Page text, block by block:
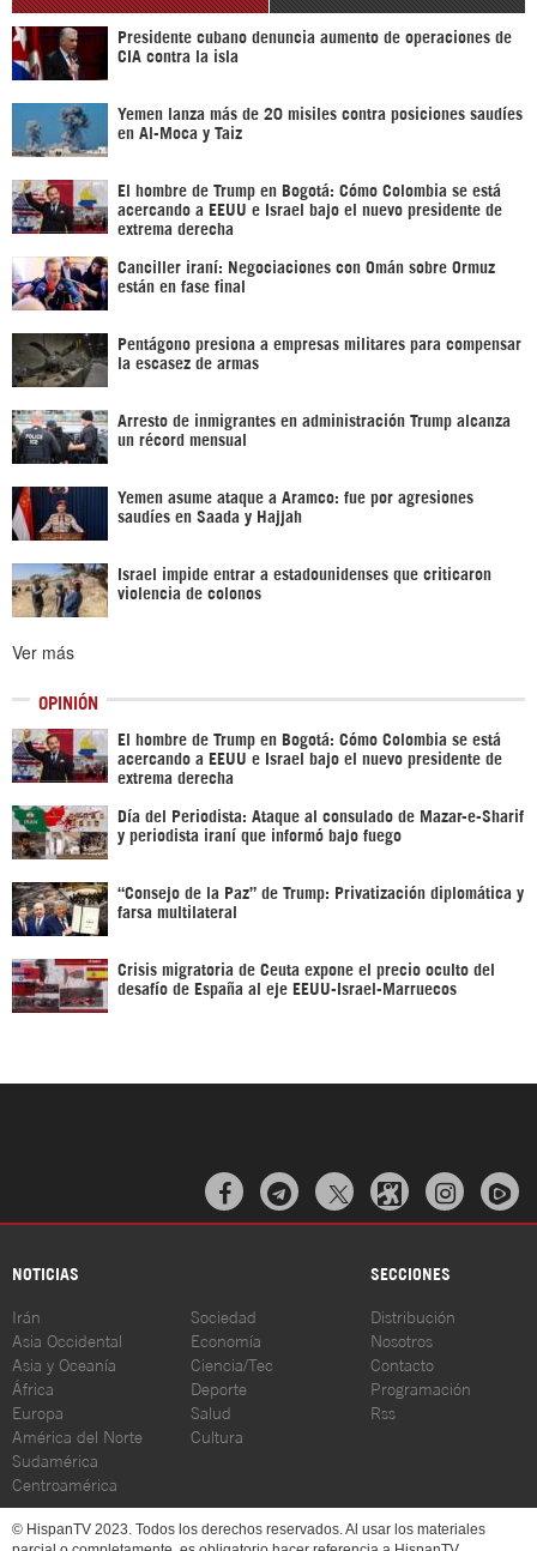
Presidente cubano denuncia aumento de operaciones de
CIA contra la isla
Yemen lanza más de 20 misiles contra posiciones saudíes
en Al-Moca y Taiz
El hombre de Trump en Bogotá: Cómo Colombia se está
acercando a EEUU e Israel bajo el nuevo presidente de
extrema derecha
Canciller iraní: Negociaciones con Omán sobre Ormuz
están en fase final
Pentágono presiona a empresas militares para compensar
la escasez de armas
Arresto de inmigrantes en administración Trump alcanza
un récord mensual
Yemen asume ataque a Aramco: fue por agresiones
saudíes en Saada y Hajjah
Israel impide entrar a estadounidenses que criticaron
violencia de colonos
Ver más
OPINIÓN
El hombre de Trump en Bogotá: Cómo Colombia se está
acercando a EEUU e Israel bajo el nuevo presidente de
extrema derecha
Día del Periodista: Ataque al consulado de Mazar-e-Sharif
y periodista iraní que informó bajo fuego
“Consejo de la Paz” de Trump: Privatización diplomática y
farsa multilateral
Crisis migratoria de Ceuta expone el precio oculto del
desafío de España al eje EEUU-Israel-Marruecos
  
NOTICIAS SECCIONES
Irán
Asia Occidental
Asia y Oceanía
África
Europa
América del Norte
Sudamérica
Centroamérica
Sociedad
Economía
Ciencia/Tec
Deporte
Salud
Cultura
Distribución
Nosotros
Contacto
Programación
Rss
© HispanTV 2023. Todos los derechos reservados. Al usar los materiales